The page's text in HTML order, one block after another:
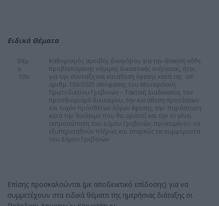
Ειδικά Θέματα
Θέμ
α
10ο
Καθορισμός αμοιβής δικηγόρου για την άσκηση κάθε
προβλεπόμενης νόμιμης δικαστικής ενέργειας, ήτοι
για την σύνταξη και κατάθεση έφεσης κατά της υπ’
αριθμ. 103/2025 απόφασης του Μονομελούς
Πρωτοδικείου Γρεβενών – Τακτική Διαδικασία, τον
προσδιορισμό δικασίμου, την κατάθεση προτάσεων
και τυχόν πρόσθετων λόγων έφεσης, την παράσταση
κατά την δικάσιμο που θα οριστεί και την εν γένει
εκπροσώπηση του Δήμου Γρεβενών, προκειμένου να
εξυπηρετηθούν πλήρως και επαρκώς τα συμφέροντα
του Δήμου Γρεβενών
Επίσης προσκαλούνται (με αποδεικτικό επίδοσης) για να
συμμετέχουν στα ειδικά θέματα της ημερήσιας διάταξης οι